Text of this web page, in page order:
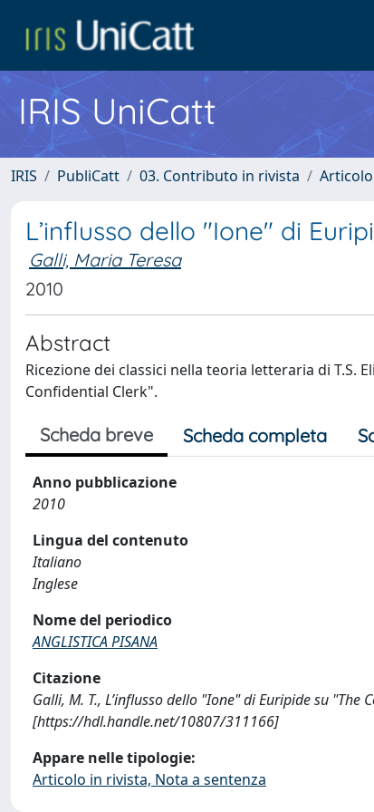
IRIS UniCatt
IRIS PubliCatt 03. Contributo in rivista
L’influsso dello "Ione" di
Galli, Maria Teresa
2010
Abstract
Ricezione dei classici nella teoria letteraria di
Confidential Clerk".
Scheda breve Scheda completa
Anno pubblicazione
2010
Lingua del contenuto
Italiano
Inglese
Nome del periodico
ANGLISTICA PISANA
Citazione
Galli, M. T., L’influsso dello "Ione" di Euripide su "The
[https://hdl.handle.net/10807/311166]
Appare nelle tipologie:
Articolo in rivista, Nota a sentenza